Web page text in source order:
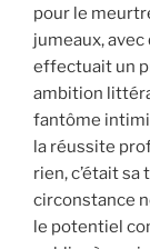
pour le
jumeaux, avec
effectuait un
ambition
fantôme
la réussite
rien, c’était
circonstance
le potentiel